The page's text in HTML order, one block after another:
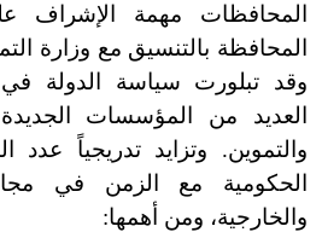
المحافظات مهمة الإشراف
المحافظة بالتنسيق مع وزارة
وقد تبلورت سياسة الدولة
العديد من المؤسسات
والتموين. وتزايد تدريجياً
الحكومية مع الزمن في
والخارجية، ومن أهمها: